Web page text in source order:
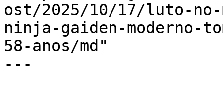
ost/2025/10/17/luto-no-
ninja-gaiden-moderno-
58-anos/md"
---